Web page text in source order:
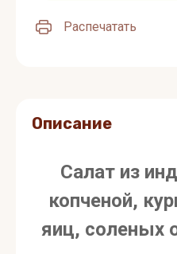
Распечатать
Описание
Салат из
копченой,
яиц, соленых